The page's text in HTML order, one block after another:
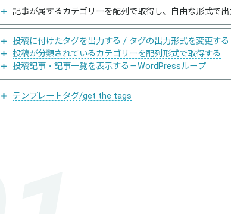
記事が属するカテゴリーを配列で取得し、自由な形式で出
投稿に付けたタグを出力する / タグの出力形式を変更する
投稿が分類されているカテゴリーを配列形式で取得する
投稿記事・記事一覧を表示する－WordPressループ
テンプレートタグ/get the tags